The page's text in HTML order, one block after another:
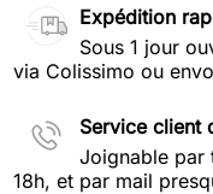
Expédition
Sous 1 jour
via Colissimo ou
Service client
Joignable par
18h, et par mail